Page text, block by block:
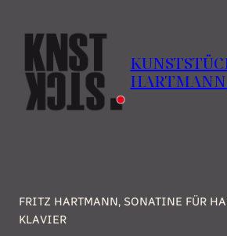
Inhalt
springen
FRITZ HARTMANN, SONATINE FÜR
KLAVIER